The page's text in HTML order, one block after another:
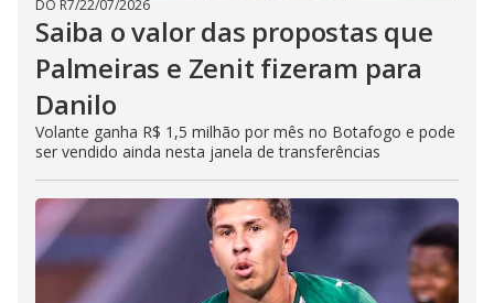
DO R7/22/07/2026
Saiba o valor das propostas que
Palmeiras e Zenit fizeram para
Danilo
Volante ganha R$ 1,5 milhão por mês no Botafogo e pode
ser vendido ainda nesta janela de transferências